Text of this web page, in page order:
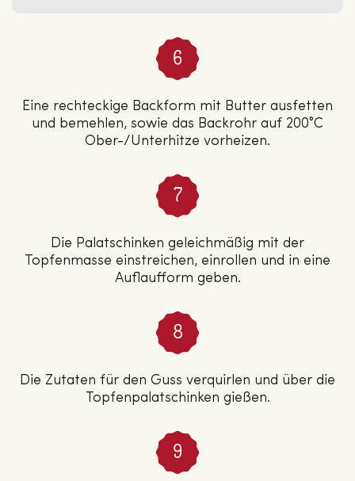
Eine rechteckige Backform mit Butter ausfetten
und bemehlen, sowie das Backrohr auf 200°C
Ober-/Unterhitze vorheizen.
Die Palatschinken geleichmäßig mit der
Topfenmasse einstreichen, einrollen und in eine
Auflaufform geben.
Die Zutaten für den Guss verquirlen und über die
Topfenpalatschinken gießen.